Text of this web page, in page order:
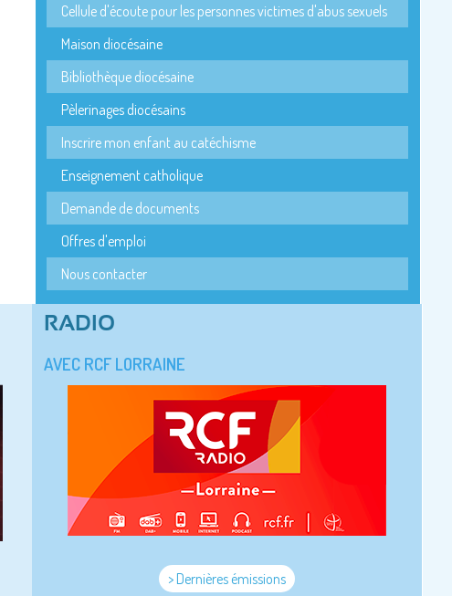
Cellule d'écoute pour les personnes victimes d'abus sexuels
Maison diocésaine
Bibliothèque diocésaine
Pèlerinages diocésains
Inscrire mon enfant au catéchisme
Enseignement catholique
Demande de documents
Offres d'emploi
Nous contacter
RADIO
AVEC RCF LORRAINE
> Dernières émissions